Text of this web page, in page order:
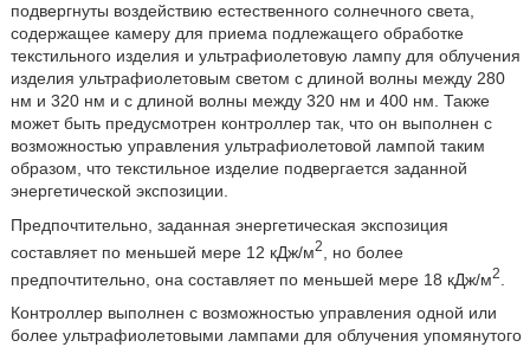
подвергнуты воздействию естественного солнечного света,
содержащее камеру для приема подлежащего обработке
текстильного изделия и ультрафиолетовую лампу для облучения
изделия ультрафиолетовым светом с длиной волны между 280
нм и 320 нм и с длиной волны между 320 нм и 400 нм. Также
может быть предусмотрен контроллер так, что он выполнен с
возможностью управления ультрафиолетовой лампой таким
образом, что текстильное изделие подвергается заданной
энергетической экспозиции.
Предпочтительно, заданная энергетическая экспозиция
составляет по меньшей мере 12 кДж/м2
, но более
предпочтительно, она составляет по меньшей мере 18 кДж/м2
Контроллер выполнен с возможностью управления одной или
более ультрафиолетовыми лампами для облучения упомянутого